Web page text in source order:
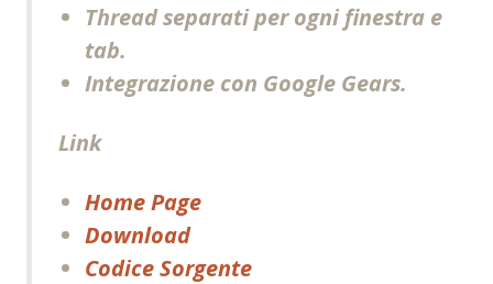
Thread separati per ogni finestra e
tab.
Integrazione con Google Gears.
Link
Home Page
Download
Codice Sorgente